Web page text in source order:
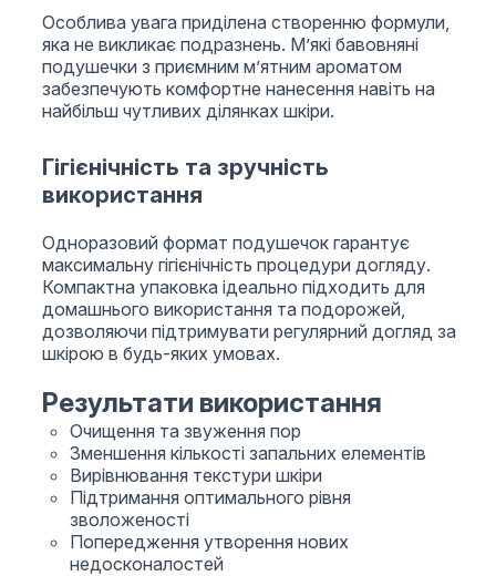
Особлива увага приділена створенню формули,
яка не викликає подразнень. М’які бавовняні
подушечки з приємним м’ятним ароматом
забезпечують комфортне нанесення навіть на
найбільш чутливих ділянках шкіри.
Гігієнічність та зручність
використання
Одноразовий формат подушечок гарантує
максимальну гігієнічність процедури догляду.
Компактна упаковка ідеально підходить для
домашнього використання та подорожей,
дозволяючи підтримувати регулярний догляд за
шкірою в будь-яких умовах.
Результати використання
Очищення та звуження пор
Зменшення кількості запальних елементів
Вирівнювання текстури шкіри
Підтримання оптимального рівня
зволоженості
Попередження утворення нових
недосконалостей